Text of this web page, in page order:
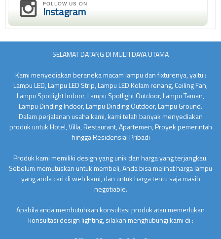
FOLLOW US ON
Instagram
SELAMAT DATANG DI MULTI DAYA UTAMA
Kami menyediakan beraneka macam lampu dan fixturenya, yaitu :
Lampu LED, Lampu LED Strip, Lampu LED Kolam renang, Ceiling Fan,
Lampu Spotlight Indoor, Lampu Spotlight Outdoor, Lampu Taman,
Lampu Dinding Indoor, Lampu Dinding Outdoor, Lampu Ground.
Dalam perjalanan usaha kami, kami telah banyak menyediakan
produk untuk Hotel, Villa, Restaurant, Apartemen, Proyek pemerintah
hingga Residensial Pribadi
Produk kami memiliki design yang unik dan harga yang terjangkau.
Sebelum memutuskan untuk membeli, Anda bisa melihat harga lampu
yang anda cari di web kami, dan untuk harga tentu saja masih
negotiable.
Apabila anda membutuhkan konsultasi produk atau memerlukan
konsultasi design lighting, silakan menghubungi kami di :